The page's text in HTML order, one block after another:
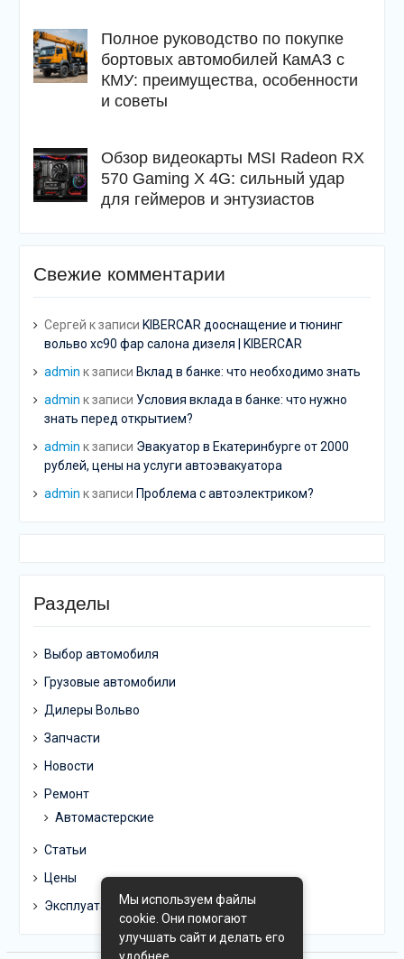
Полное руководство по покупке
бортовых автомобилей КамАЗ с
КМУ: преимущества, особенности
и советы
Обзор видеокарты MSI Radeon RX
570 Gaming X 4G: сильный удар
для геймеров и энтузиастов
Свежие комментарии
Сергей к записи KIBERCAR дооснащение и тюнинг
вольво хс90 фар салона дизеля | KIBERCAR
admin к записи Вклад в банке: что необходимо знать
admin к записи Условия вклада в банке: что нужно
знать перед открытием?
admin к записи Эвакуатор в Екатеринбурге от 2000
рублей, цены на услуги автоэвакуатора
admin к записи Проблема с автоэлектриком?
Разделы
Выбор автомобиля
Грузовые автомобили
Дилеры Вольво
Запчасти
Новости
Ремонт
Автомастерские
Статьи
Цены
ЭксплуатацияМы используем файлы
cookie. Они помогают
улучшать сайт и делать его